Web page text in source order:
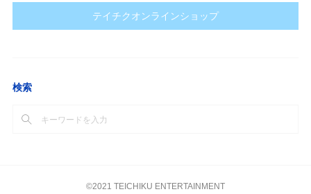
テイチクオンラインショップ
検索
©2021 TEICHIKU ENTERTAINMENT